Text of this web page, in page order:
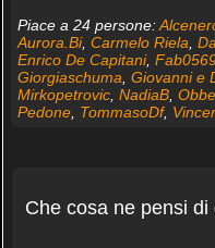
Piace a 24 persone:
Aurora.Bi, Carmelo Riela
Enrico De Capitani,
Giorgiaschuma Giovanni e
Mirkopetrovic, NadiaB,
Pedone, TommasoDf,
Che cosa ne pensi di